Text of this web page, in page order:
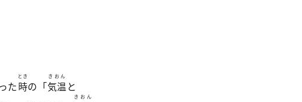
た時
とき
の「気温
きおん
と
きおん